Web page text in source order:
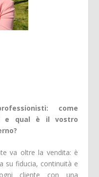
come
e qual è il vostro
va oltre la vendita: è
su fiducia, continuità e
cliente con una